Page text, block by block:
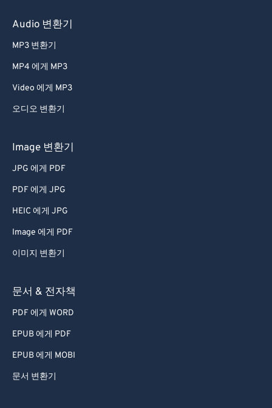
Audio 변환기
MP3 변환기
MP4 에게 MP3
Video 에게 MP3
오디오 변환기
Image 변환기
JPG 에게 PDF
PDF 에게 JPG
HEIC 에게 JPG
Image 에게 PDF
이미지 변환기
문서 & 전자책
PDF 에게 WORD
EPUB 에게 PDF
EPUB 에게 MOBI
문서 변환기